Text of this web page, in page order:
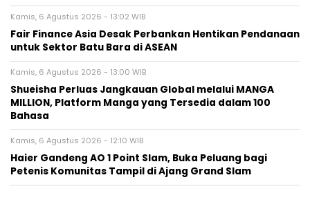
Kamis, 6 Agustus 2026 - 13:02 WIB
Fair Finance Asia Desak Perbankan Hentikan Pendanaan
untuk Sektor Batu Bara di ASEAN
Kamis, 6 Agustus 2026 - 13:00 WIB
Shueisha Perluas Jangkauan Global melalui MANGA
MILLION, Platform Manga yang Tersedia dalam 100
Bahasa
Kamis, 6 Agustus 2026 - 12:10 WIB
Haier Gandeng AO 1 Point Slam, Buka Peluang bagi
Petenis Komunitas Tampil di Ajang Grand Slam